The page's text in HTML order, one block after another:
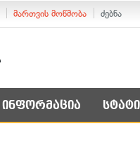
მართვის მოწმობა ძებნა
ინფორმაცია